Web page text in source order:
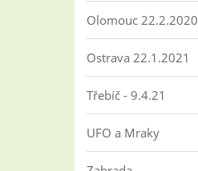
Olomouc 22.2.2020
Ostrava 22.1.2021
Třebíč - 9.4.21
UFO a Mraky